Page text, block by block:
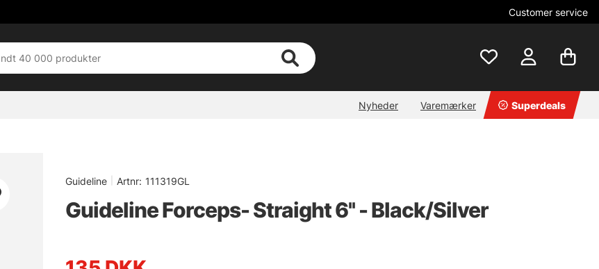
Customer service
Nyheder Varemærker Superdeals
Guideline Artnr: 111319GL
Guideline Forceps- Straight 6'' - Black/Silver